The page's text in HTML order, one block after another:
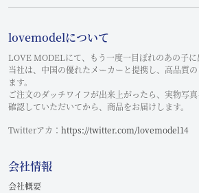
lovemodelについて
LOVE MODELにて、もう一度一目ぼれのあの子に
当社は、中国の優れたメーカーと提携し、高品質の
ます。
ご注文のダッチワイフが出来上がったら、実物写
確認していただいてから、商品をお届けします。
Twitterアカ： https://twitter.com/lovemodel14
会社情報
会社概要